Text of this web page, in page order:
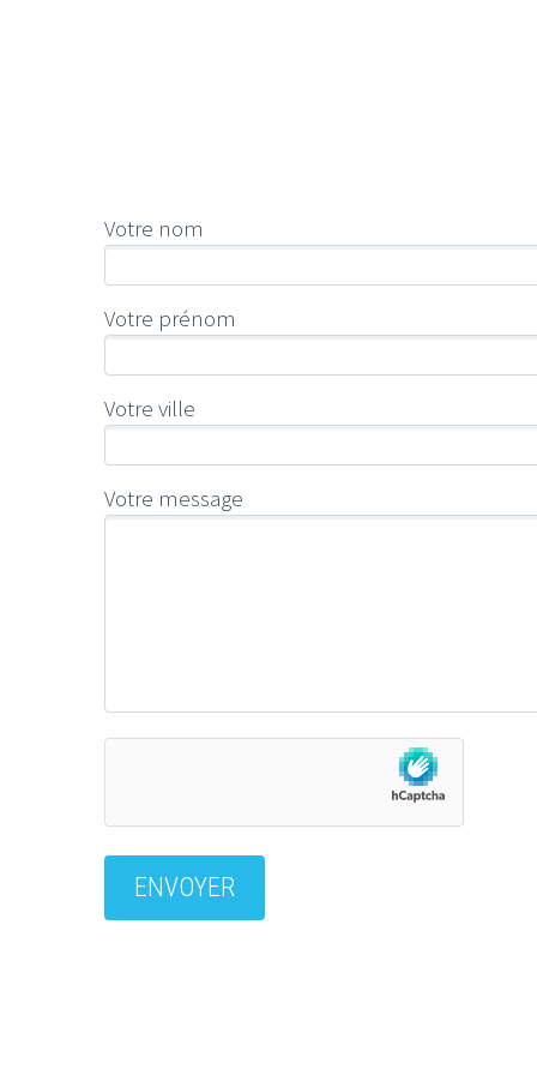
Votre nom
Votre prénom
Votre ville
Votre message